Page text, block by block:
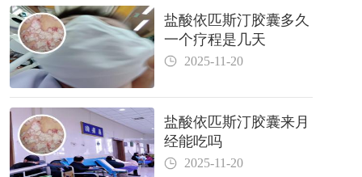
盐酸依匹斯汀胶囊多久
一个疗程是几天
2025-11-20
盐酸依匹斯汀胶囊来月
经能吃吗
2025-11-20